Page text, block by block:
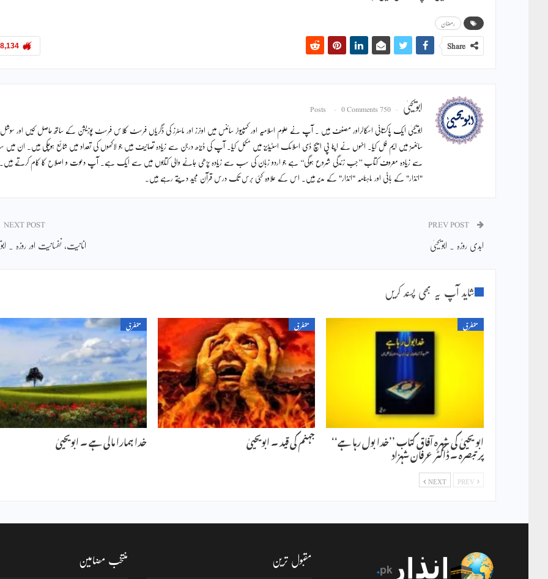
رمضان
Share
ابویحییٰ 750 Posts
0 Comments
ابویحییٰ ایک پاکستانی اسکالراور مصنف ہیں ۔ آپ نے علوم اسلامیہ اور کمپیوٹر سائنس میں اونرز اور ماسٹرز کی ڈگریاں فرسٹ کلاس فرسٹ پوزیشن کے ساتھ حاصل کیں اور سوشل
سائنسز میں ایم فل کیا۔ انہوں نے اپنا پی ایچ ڈی اسلامک اسٹیڈیز میں مکمل کیا۔ آپ کی ڈیڑھ درجن سے زیادہ تصانیف ہیں جو لاکھوں کی تعداد میں شائع ہوچکی ہیں۔ ان میں
سے زیادہ معروف کتاب ’’جب زندگی شروع ہوگی‘‘ ہے جو اردو زبان کی سب سے زیادہ پڑھی جانے والی کتابوں میں سے ایک ہے۔ آپ دعوت و اصلاح کا کام کرتے ہیں۔
"انذار" کے بانی اور ماہنامہ "انذار" کے مدیر ہیں۔ اس کے علاوہ کئی برس تک درس قرآن مجید دیتے رہے ہیں۔
ابدی روزہ ۔ ابویحییٰ
NEXT POST
انانیت، نفسانیت اور روزہ ۔
شاید آپ یہ بھی پسند کریں
متفرق
ابو یحییٰ کی شہرہ آفاق کتاب ’’خدا بول رہا ہے‘‘
پر تبصرہ ۔ ڈاکٹر عرفان شہزاد
متفرق
جہنم کی قید ۔ ابویحییٰ
متفرق
خدا ہمارا مالی ہے ۔ ابویحییٰ
NEXT
مقبول ترین منتخب مضامین